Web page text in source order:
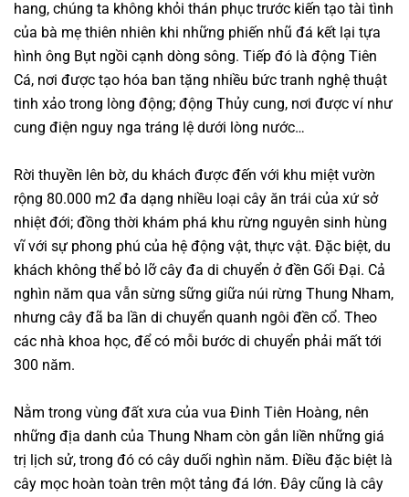
hang, chúng ta không khỏi thán phục trước kiến tạo tài tình
của bà mẹ thiên nhiên khi những phiến nhũ đá kết lại tựa
hình ông Bụt ngồi cạnh dòng sông. Tiếp đó là động Tiên
Cá, nơi được tạo hóa ban tặng nhiều bức tranh nghệ thuật
tinh xảo trong lòng động; động Thủy cung, nơi được ví như
cung điện nguy nga tráng lệ dưới lòng nước…
Rời thuyền lên bờ, du khách được đến với khu miệt vườn
rộng 80.000 m2 đa dạng nhiều loại cây ăn trái của xứ sở
nhiệt đới; đồng thời khám phá khu rừng nguyên sinh hùng
vĩ với sự phong phú của hệ động vật, thực vật. Đặc biệt, du
khách không thể bỏ lỡ cây đa di chuyển ở đền Gối Đại. Cả
nghìn năm qua vẫn sừng sững giữa núi rừng Thung Nham,
nhưng cây đã ba lần di chuyển quanh ngôi đền cổ. Theo
các nhà khoa học, để có mỗi bước di chuyển phải mất tới
300 năm.
Nằm trong vùng đất xưa của vua Đinh Tiên Hoàng, nên
những địa danh của Thung Nham còn gắn liền những giá
trị lịch sử, trong đó có cây duối nghìn năm. Điều đặc biệt là
cây mọc hoàn toàn trên một tảng đá lớn. Đây cũng là cây